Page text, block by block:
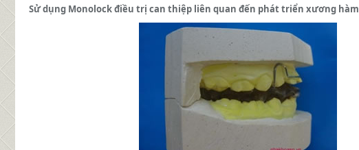
Sử dụng Monolock điều trị can thiệp liên quan đến phát triển xương hàm